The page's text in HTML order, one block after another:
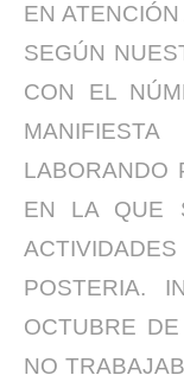
EN
SEGÚN
CON EL
LABORANDO
EN LA QUE
POSTERIA.
OCTUBRE
NO